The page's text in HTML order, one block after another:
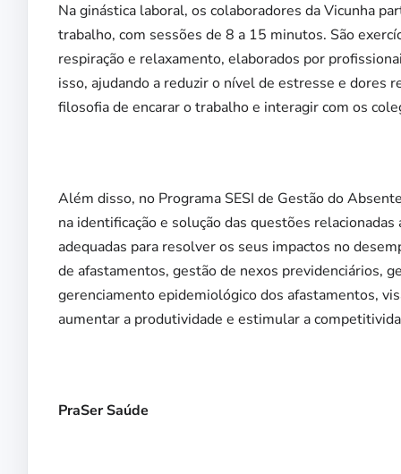
Na ginástica laboral, os colaboradores da Vicunha
trabalho, com sessões de 8 a 15 minutos. São
respiração e relaxamento, elaborados por
isso, ajudando a reduzir o nível de estresse e dores
filosofia de encarar o trabalho e interagir com os
Além disso, no Programa SESI de Gestão do
na identificação e solução das questões
adequadas para resolver os seus impactos no
de afastamentos, gestão de nexos previdenciários,
gerenciamento epidemiológico dos afastamentos,
aumentar a produtividade e estimular a
PraSer Saúde